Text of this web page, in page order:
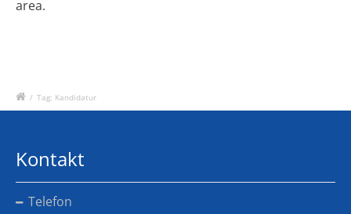
area.
/ Tag: Kandidatur
Kontakt
Telefon